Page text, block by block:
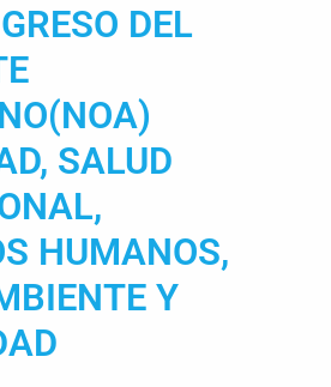
DEL
SALUD
HUMANOS,
Y